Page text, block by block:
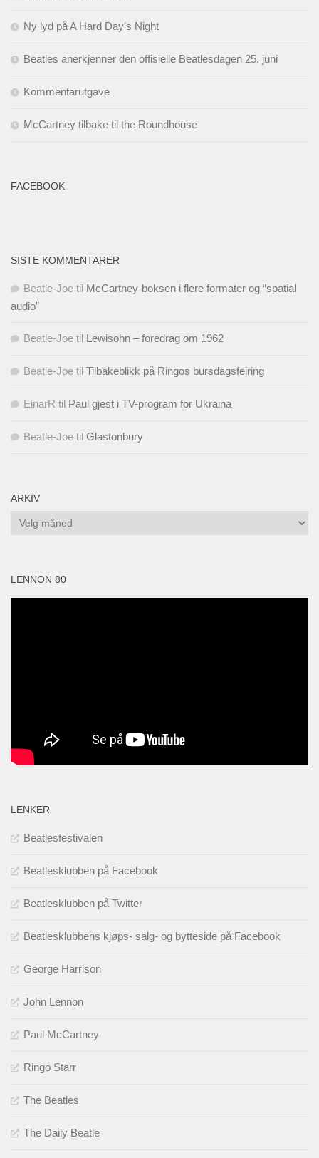
Ny lyd på A Hard Day’s Night
Beatles anerkjenner den offisielle Beatlesdagen 25. juni
Kommentarutgave
McCartney tilbake til the Roundhouse
FACEBOOK
SISTE KOMMENTARER
Beatle-Joe til McCartney-boksen i flere formater og “spatial
audio”
Beatle-Joe til Lewisohn – foredrag om 1962
Beatle-Joe til Tilbakeblikk på Ringos bursdagsfeiring
EinarR til Paul gjest i TV-program for Ukraina
Beatle-Joe til Glastonbury
ARKIV
Arkiv
LENNON 80
LENKER
Beatlesfestivalen
Beatlesklubben på Facebook
Beatlesklubben på Twitter
Beatlesklubbens kjøps- salg- og bytteside på Facebook
George Harrison
John Lennon
Paul McCartney
Ringo Starr
The Beatles
The Daily Beatle